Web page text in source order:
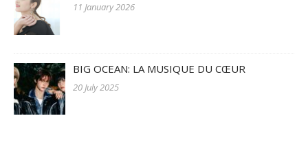
11 January 2026
BIG OCEAN: LA MUSIQUE DU CŒUR
20 July 2025